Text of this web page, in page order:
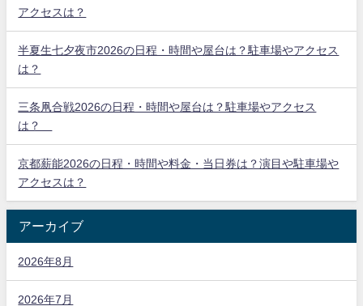
アクセスは？
半夏生七夕夜市2026の日程・時間や屋台は？駐車場やアクセス
は？
三条凧合戦2026の日程・時間や屋台は？駐車場やアクセス
は？
京都薪能2026の日程・時間や料金・当日券は？演目や駐車場や
アクセスは？
アーカイブ
2026年8月
2026年7月